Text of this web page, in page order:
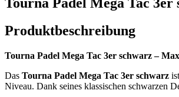
Produktbeschreibung
Tourna Padel Mega Tac 3er schwarz –
Das Tourna Padel Mega Tac 3er schwarz
Niveau. Dank seines klassischen schwarzen